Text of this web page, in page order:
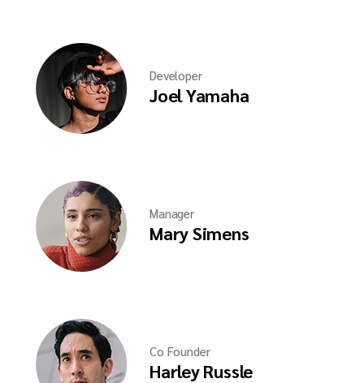
Developer
Joel Yamaha
Manager
Mary Simens
Co Founder
Harley Russle